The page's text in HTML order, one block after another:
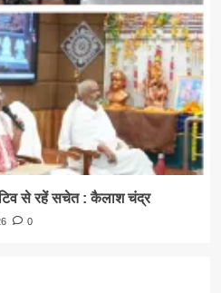
से रहें सचेत : कैलाश चंद्र
0